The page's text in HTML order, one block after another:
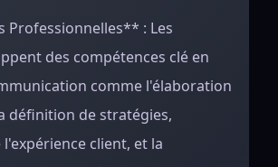
Professionnelles** : Les
des compétences clé en
comme l'élaboration
définition de stratégies,
client, et la